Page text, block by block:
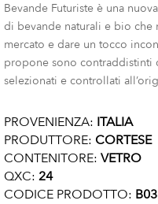
Bevande Futuriste è una
di bevande naturali e bio che
mercato e dare un tocco
propone sono contraddistinti
selezionati e controllati
PROVENIENZA: ITALIA
PRODUTTORE: CORTESE
CONTENITORE: VETRO
QXC: 24
CODICE PRODOTTO: